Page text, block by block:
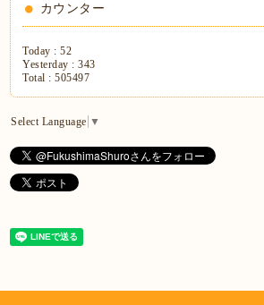
カウンター
Today :52
Yesterday :343
Total :505497
Select Language ▼